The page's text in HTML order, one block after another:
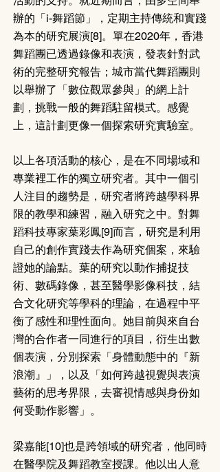
辦的「i-舞蹈節」，定期主持傳統和實踐
為本的研究展演[8]。單在2020年，香港
舞蹈團已透過錄像和表演，發表針對武
術的完整研究報告；城市當代舞蹈團則
以舉辦了「數位觀眾參與」的網上計
劃，挑戰一般的舞蹈駐留模式。感覺
上，這計劃更像一個探索研究實驗室。
以上各項活動的核心，是在不同場域和
專業裡工作的獨立研究者。其中一個引
人注目的趨勢是，研究者將跨越學科界
限的教學和練習，融入研究之中。對舞
蹈科技專家葉彩鳳[9]而言，研究是利用
自己的創作實踐去作為研究個案，來驗
證她的論點。葉的研究以動作捕捉技
術、數碼錄像，甚至醫學影像科技，結
合文化研究等學科的理論，在過程中平
衡了感性和理性面向。她目前與來自台
灣的合作者一同進行的項目，衍生出數
個表演，分別探索「身體動態中的『新
浪潮』」，以及「如何跨越視覺與表演
藝術的思考界限，去審視情感與身份如
何受動作影響」。
梁嘉能[10]也是跨領域的研究者，他同時
在醫學院及舞蹈教室授課。他以出人意